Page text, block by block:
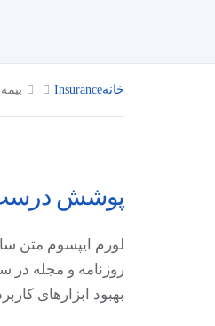
خانهInsurance
پوشش درست
لورم ایپسوم متن
روزنامه و مجله در
بهبود ابزارهای